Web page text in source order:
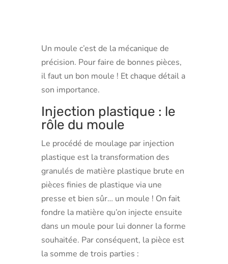
Un moule c’est de la mécanique de
précision. Pour faire de bonnes pièces,
il faut un bon moule ! Et chaque détail a
son importance.
Injection plastique : le
rôle du moule
Le procédé de moulage par injection
plastique est la transformation des
granulés de matière plastique brute en
pièces finies de plastique via une
presse et bien sûr… un moule ! On fait
fondre la matière qu’on injecte ensuite
dans un moule pour lui donner la forme
souhaitée. Par conséquent, la pièce est
la somme de trois parties :